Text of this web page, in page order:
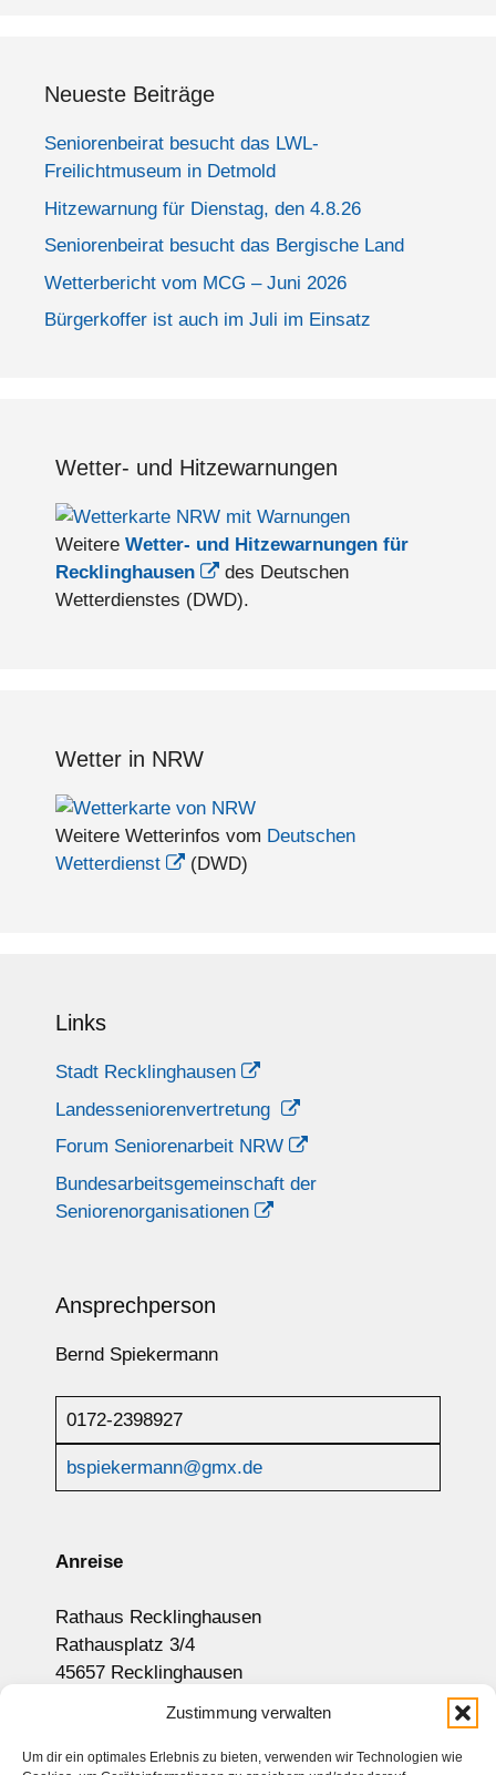
Zustimmung verwalten
Um dir ein optimales Erlebnis zu bieten, verwenden wir Technologien wie
Neueste Beiträge
Seniorenbeirat besucht das LWL-
Freilichtmuseum in Detmold
Hitzewarnung für Dienstag, den 4.8.26
Seniorenbeirat besucht das Bergische Land
Wetterbericht vom MCG – Juni 2026
Bürgerkoffer ist auch im Juli im Einsatz
Wetter- und Hitzewarnungen
Weitere Wetter- und Hitzewarnungen für
Recklinghausen
des Deutschen
Wetterdienstes (DWD).
Wetter in NRW
Weitere Wetterinfos vom Deutschen
Wetterdienst
(DWD)
Links
Stadt Recklinghausen
Landesseniorenvertretung
Forum Seniorenarbeit NRW
Bundesarbeitsgemeinschaft der
Seniorenorganisationen
Ansprechperson
Bernd Spiekermann
0172-2398927
bspiekermann@gmx.de
Anreise
Rathaus Recklinghausen
Rathausplatz 3/4
45657 Recklinghausen